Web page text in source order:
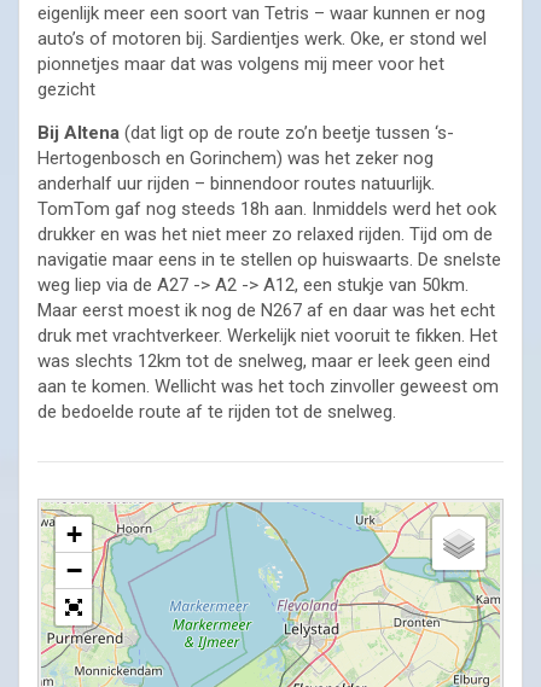
eigenlijk meer een soort van Tetris – waar kunnen er nog
auto’s of motoren bij. Sardientjes werk. Oke, er stond wel
pionnetjes maar dat was volgens mij meer voor het
gezicht
Bij Altena (dat ligt op de route zo’n beetje tussen ‘s-
Hertogenbosch en Gorinchem) was het zeker nog
anderhalf uur rijden – binnendoor routes natuurlijk.
TomTom gaf nog steeds 18h aan. Inmiddels werd het ook
drukker en was het niet meer zo relaxed rijden. Tijd om de
navigatie maar eens in te stellen op huiswaarts. De snelste
weg liep via de A27 -> A2 -> A12, een stukje van 50km.
Maar eerst moest ik nog de N267 af en daar was het echt
druk met vrachtverkeer. Werkelijk niet vooruit te fikken. Het
was slechts 12km tot de snelweg, maar er leek geen eind
aan te komen. Wellicht was het toch zinvoller geweest om
de bedoelde route af te rijden tot de snelweg.
+
−